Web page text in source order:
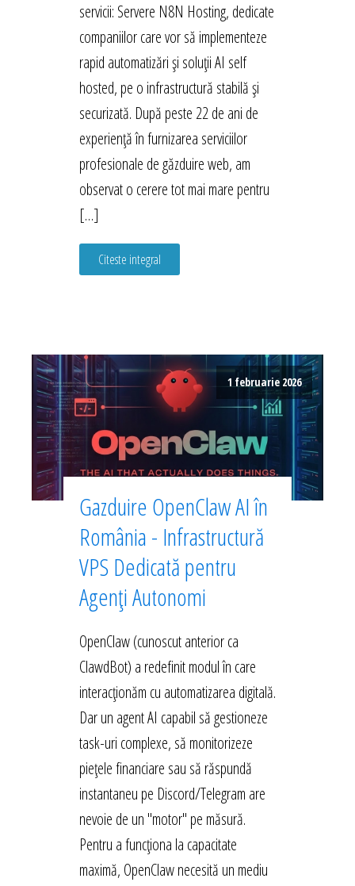
servicii: Servere N8N Hosting, dedicate
companiilor care vor să implementeze
rapid automatizări și soluții AI self
hosted, pe o infrastructură stabilă și
securizată. După peste 22 de ani de
experiență în furnizarea serviciilor
profesionale de găzduire web, am
observat o cerere tot mai mare pentru
[…]
Citeste integral
1 februarie 2026
Gazduire OpenClaw AI în
România - Infrastructură
VPS Dedicată pentru
Agenți Autonomi
OpenClaw (cunoscut anterior ca
ClawdBot) a redefinit modul în care
interacționăm cu automatizarea digitală.
Dar un agent AI capabil să gestioneze
task-uri complexe, să monitorizeze
piețele financiare sau să răspundă
instantaneu pe Discord/Telegram are
nevoie de un "motor" pe măsură.
Pentru a funcționa la capacitate
maximă, OpenClaw necesită un mediu